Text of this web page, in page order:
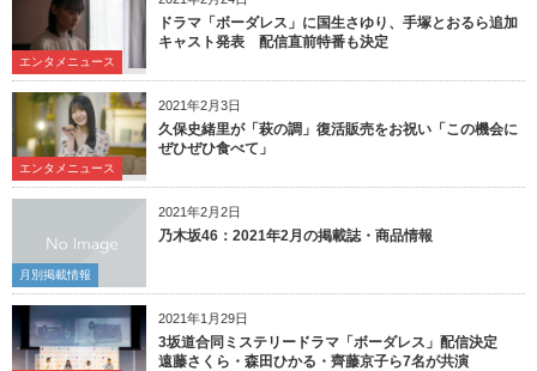
エンタメニュース
ドラマ「ボーダレス」に国生さゆり、手塚とおるら追加
キャスト発表 配信直前特番も決定
2021年2月3日
エンタメニュース
久保史緒里が「萩の調」復活販売をお祝い「この機会に
ぜひぜひ食べて」
2021年2月2日
月別掲載情報
乃木坂46：2021年2月の掲載誌・商品情報
2021年1月29日
3坂道合同ミステリードラマ「ボーダレス」配信決定
遠藤さくら・森田ひかる・齊藤京子ら7名が共演